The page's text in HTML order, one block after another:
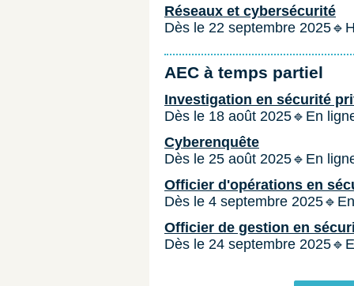
Réseaux et cybersécurité
Dès le 22 septembre
AEC à temps partiel
Investigation en sécurité
Dès le 18 août 2025🔹En
Cyberenquête
Dès le 25 août 2025🔹En
Officier d'opérations en
Dès le 4 septembre
Officier de gestion en
Dès le 24 septembre